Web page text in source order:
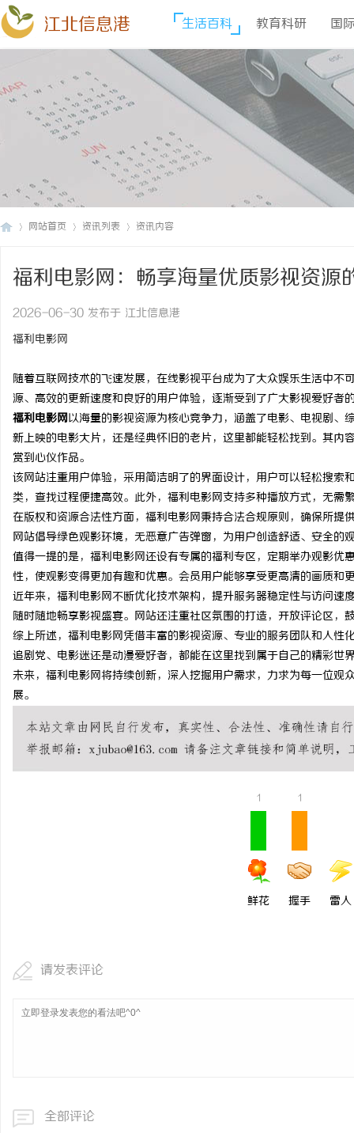
江北信息港 生活百科 教育科研 国
网站首页 资讯列表 资讯内容
福利电影网：畅享海量优质影视资源
2026-06-30 发布于 江北信息港
福利电影网
随着互联网技术的飞速发展，在线影视平台成为了大众娱乐生活中不
源、高效的更新速度和良好的用户体验，逐渐受到了广大影视爱好者
福利电影网以海量的影视资源为核心竞争力，涵盖了电影、电视剧、
新上映的电影大片，还是经典怀旧的老片，这里都能轻松找到。其
赏到心仪作品。
该网站注重用户体验，采用简洁明了的界面设计，用户可以轻松搜
类，查找过程便捷高效。此外，福利电影网支持多种播放方式，无需
在版权和资源合法性方面，福利电影网秉持合法合规原则，确保所
网站倡导绿色观影环境，无恶意广告弹窗，为用户创造舒适、安全的
值得一提的是，福利电影网还设有专属的福利专区，定期举办观影
性，使观影变得更加有趣和优惠。会员用户能够享受更高清的画质和
近年来，福利电影网不断优化技术架构，提升服务器稳定性与访问
随时随地畅享影视盛宴。网站还注重社区氛围的打造，开放评论区
综上所述，福利电影网凭借丰富的影视资源、专业的服务团队和人
追剧党、电影迷还是动漫爱好者，都能在这里找到属于自己的精彩世
未来，福利电影网将持续创新，深入挖掘用户需求，力求为每一位
展。
1
鲜花
1
握手 雷人
请发表评论
全部评论
揭秘！专业充电桩项目
哪些行业秘诀？